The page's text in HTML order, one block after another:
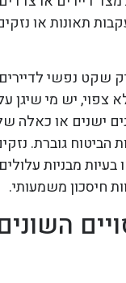
תאונות או
שקט נפשי
צפוי, יש מי שיגן
ישנים או כאלה
גוברת.
מבניות
חיסכון משמעותי.